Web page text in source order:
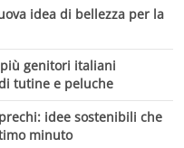
idea di bellezza per la
genitori italiani
tutine e peluche
idee sostenibili che
minuto